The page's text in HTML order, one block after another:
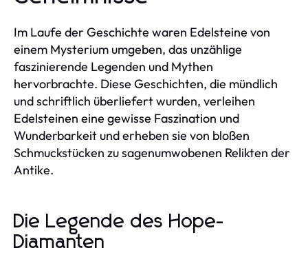
Im Laufe der Geschichte waren Edelsteine von
einem Mysterium umgeben, das unzählige
faszinierende Legenden und Mythen
hervorbrachte. Diese Geschichten, die mündlich
und schriftlich überliefert wurden, verleihen
Edelsteinen eine gewisse Faszination und
Wunderbarkeit und erheben sie von bloßen
Schmuckstücken zu sagenumwobenen Relikten der
Antike.
Die Legende des Hope-
Diamanten